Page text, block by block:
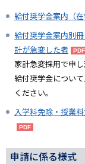
給付奨学金案内（
給付奨学金案内別
計が急変した者
家計急変採用で申
給付奨学金につい
ください。
入学料免除・授業
申請に係る様式